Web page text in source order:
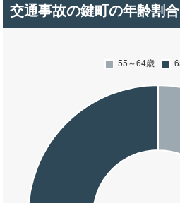
交通事故の鍵町の年齢割合